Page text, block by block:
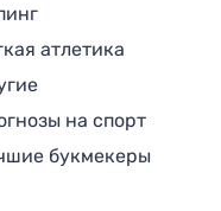
атлетика
на спорт
букмекеры